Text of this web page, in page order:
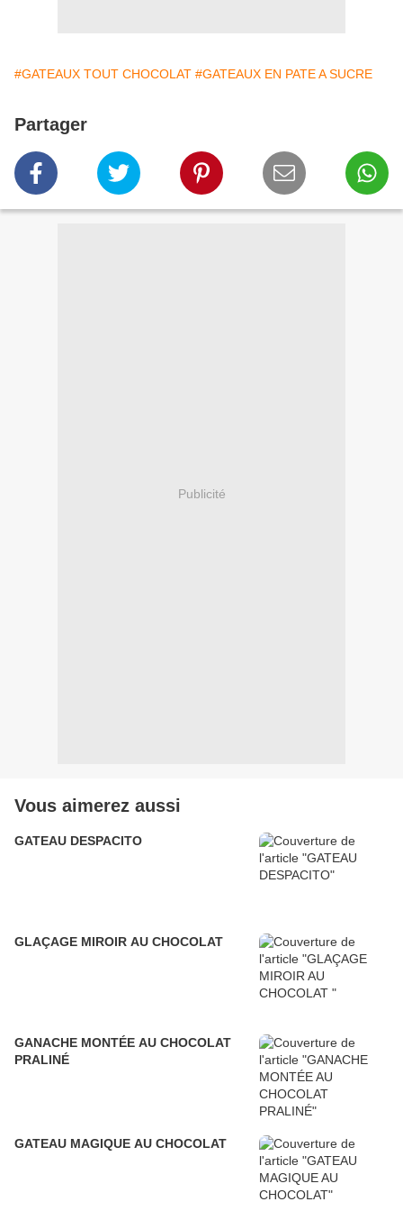
#GATEAUX TOUT CHOCOLAT #GATEAUX EN PATE A SUCRE
Partager
Publicité
Vous aimerez aussi
GATEAU DESPACITO
GLAÇAGE MIROIR AU CHOCOLAT
GANACHE MONTÉE AU CHOCOLAT
PRALINÉ
GATEAU MAGIQUE AU CHOCOLAT